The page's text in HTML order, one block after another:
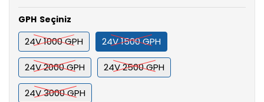
GPH
24V 1000 GPH 24V 1500 GPH
24V 2000 GPH 24V 2500 GPH
24V 3000 GPH